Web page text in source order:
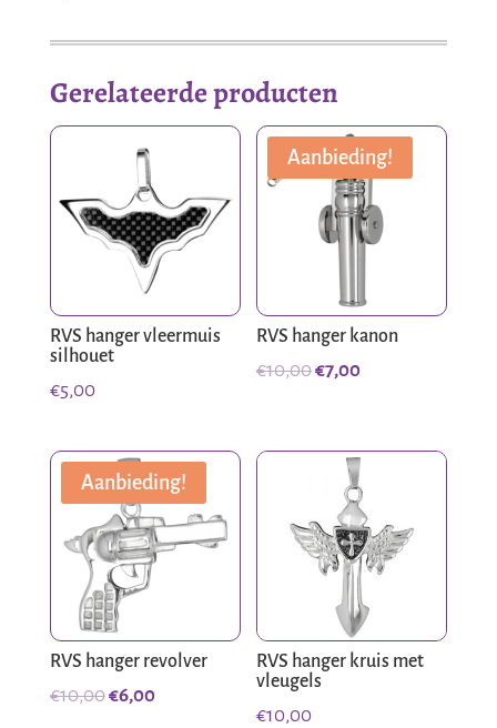
Gerelateerde producten
RVS hanger vleermuis
silhouet
€5,00
Aanbieding!
RVS hanger kanon
€10,00Oorspronkelijke
€10,00.
€7,00Huidige
€7,00.
Aanbieding!
RVS hanger revolver
€10,00Oorspronkelijke
€6,00Huidige
RVS hanger kruis met
vleugels
€10,00